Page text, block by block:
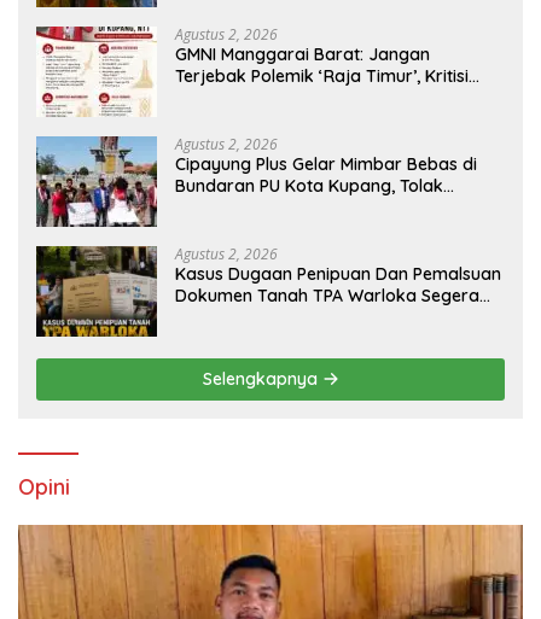
Agustus 2, 2026
GMNI Manggarai Barat: Jangan
Terjebak Polemik ‘Raja Timur’, Kritisi
Agustus 2, 2026
Cipayung Plus Gelar Mimbar Bebas di
Bundaran PU Kota Kupang, Tolak
Agustus 2, 2026
Kasus Dugaan Penipuan Dan Pemalsuan
Dokumen Tanah TPA Warloka Segera
Memasuki Fase Krusial
Selengkapnya
Opini